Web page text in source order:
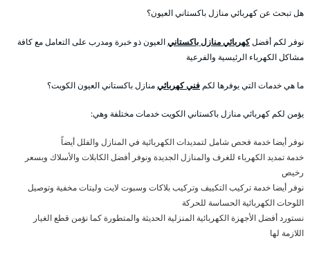
هل تبحث عن كهربائي منازل باكستاني العيون؟
نوفر لكم أفضلكهربائي منازل باكستانيالعيون ذو خبرة ومدرب على التعامل مع كافة
مشاكل الكهرباء الرئيسية والفرعية
ما هي خدمات التي يوفرها لكم فني كهربائيمنازل باكستاني العيون الكويت؟
يؤمن لكم كهربائي منازل باكستاني الكويت خدمات مختلفة وهي:
نوفر أيضا خدمة فحص شامل لتمديدات الكهربائية في المنازل والفلل أيضاً
خدمة تمديد الكهرباء للغرف والمنازل الجديدة ونوفر أفضل الكابلات والأسلاك وبسعر
رخيص
نوفر أيضا خدمة تركيب التكييف وتركيب بلاكات وسبوت لايت وليتات مخفية وتوصيل
اللوحات الكهربائية الحساسة للحركة
نستورد أفضل الأجهزة الكهربائية المنزلية الحديثة والمتطورة كما نؤمن قطع الغيار
اللازمة لها